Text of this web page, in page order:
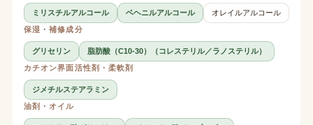
ミリスチルアルコール ベヘニルアルコール
オレイルアルコール
保湿・補修成分
グリセリン
脂肪酸（C10-30）（コレステリル／ラノステリル）
カチオン界面活性剤・柔軟剤
ジメチルステアラミン
油剤・オイル